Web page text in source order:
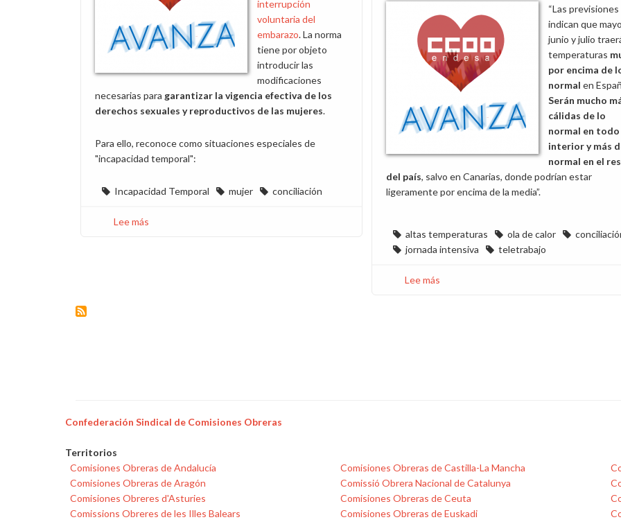
interrupción
voluntaria del
embarazo. La norma
tiene por objeto
introducir las
modificaciones
necesarias para garantizar la vigencia efectiva de los
derechos sexuales y reproductivos de las mujeres.
Para ello, reconoce como situaciones especiales de
"incapacidad temporal":
Incapacidad Temporal mujer conciliación
Lee más
“Las previsiones
indican que
junio y julio
temperaturas
por encima de
normal en
Serán mucho
cálidas de lo
normal en todo
interior y más
normal en el
del país, salvo en Canarias, donde podrían estar
ligeramente por encima de la media”.
altas temperaturas ola de calor
jornada intensiva
teletrabajo
Lee más
jornada
intensiva
al
15
Confederación Sindical de Comisiones Obreras
Territorios
Comisiones Obreras de Andalucía
Comisiones Obreras de Aragón
Comisiones Obreres d'Asturies
Comissions Obreres de les Illes Balears
Comisiones Obreras de Castilla-La Mancha
Comissió Obrera Nacional de Catalunya
Comisiones Obreras de Ceuta
Comisiones Obreras de Euskadi